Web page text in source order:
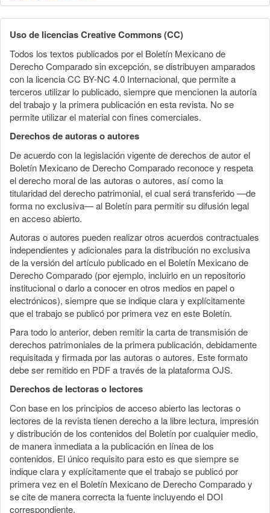
Uso de licencias Creative Commons (CC)
Todos los textos publicados por el Boletín Mexicano de
Derecho Comparado sin excepción, se distribuyen amparados
con la licencia CC BY-NC 4.0 Internacional, que permite a
terceros utilizar lo publicado, siempre que mencionen la autoría
del trabajo y la primera publicación en esta revista. No se
permite utilizar el material con fines comerciales.
Derechos de autoras o autores
De acuerdo con la legislación vigente de derechos de autor el
Boletín Mexicano de Derecho Comparado reconoce y respeta
el derecho moral de las autoras o autores, así como la
titularidad del derecho patrimonial, el cual será transferido —de
forma no exclusiva— al Boletín para permitir su difusión legal
en acceso abierto.
Autoras o autores pueden realizar otros acuerdos contractuales
independientes y adicionales para la distribución no exclusiva
de la versión del artículo publicado en el Boletín Mexicano de
Derecho Comparado (por ejemplo, incluirlo en un repositorio
institucional o darlo a conocer en otros medios en papel o
electrónicos), siempre que se indique clara y explícitamente
que el trabajo se publicó por primera vez en este Boletín.
Para todo lo anterior, deben remitir la carta de transmisión de
derechos patrimoniales de la primera publicación, debidamente
requisitada y firmada por las autoras o autores. Este formato
debe ser remitido en PDF a través de la plataforma OJS.
Derechos de lectoras o lectores
Con base en los principios de acceso abierto las lectoras o
lectores de la revista tienen derecho a la libre lectura, impresión
y distribución de los contenidos del Boletín por cualquier medio,
de manera inmediata a la publicación en línea de los
contenidos. El único requisito para esto es que siempre se
indique clara y explícitamente que el trabajo se publicó por
primera vez en el Boletín Mexicano de Derecho Comparado y
se cite de manera correcta la fuente incluyendo el DOI
correspondiente.